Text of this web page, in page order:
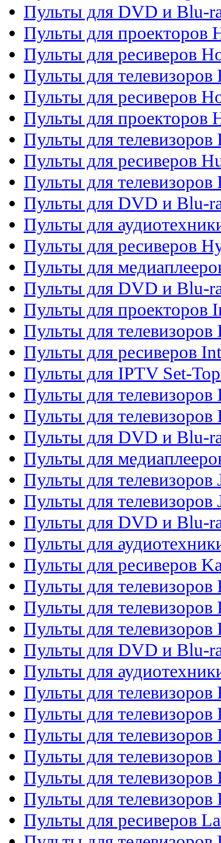
Пульты для DVD и Blu-
Пульты для проекторов
Пульты для ресиверов
Пульты для
Пульты для ресиверов
Пульты для проекторов
Пульты для телевизоров
Пульты для ресиверов
Пульты для
Пульты для DVD и Blu-
Пульты для
Пульты для ресиверов
Пульты для
Пульты для DVD и Blu-
Пульты для проекторов
Пульты для
Пульты для ресиверов
Пульты для IPTV Set-
Пульты для телевизоров
Пульты для телевизоров
Пульты для DVD и Blu-
Пульты для
Пульты для телевизоров
Пульты для телевизоров
Пульты для DVD и Blu-
Пульты для
Пульты для ресиверов
Пульты для телевизоров
Пульты для телевизоров
Пульты для телевизоров
Пульты для DVD и Blu-
Пульты для
Пульты для
Пульты для телевизоров
Пульты для телевизоров
Пульты для телевизоров
Пульты для
Пульты для
Пульты для ресиверов